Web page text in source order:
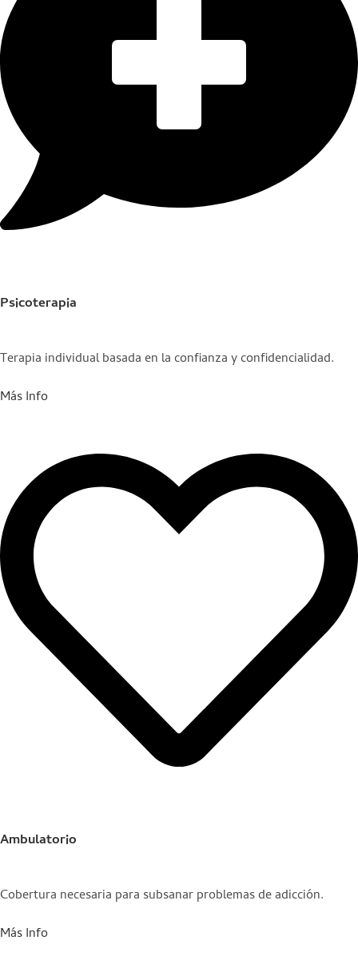
Psicoterapia
Terapia individual basada en la confianza y confidencialidad.
Más Info
Ambulatorio
Cobertura necesaria para subsanar problemas de adicción.
Más Info